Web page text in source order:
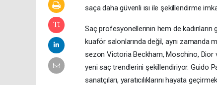
saça daha güvenli ısı ile şekillendirme
Saç profesyonellerinin hem de kadınların
kuaför salonlarında değil, aynı zamanda
sezon Victoria Beckham, Moschino, Dior
yeni saç trendlerini şekillendiriyor. Guido
sanatçıları, yaratıcılıklarını hayata